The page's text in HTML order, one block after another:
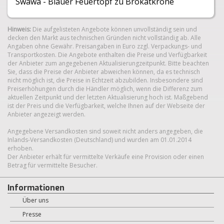
Hinweis: Die aufgelisteten Angebote können unvollständig sein und
decken den Markt aus technischen Gründen nicht vollständig ab. Alle
Angaben ohne Gewähr. Preisangaben in Euro zzgl. Verpackungs- und
Transportkosten. Die Angebote enthalten die Preise und Verfügbarkeit
der Anbieter zum angegebenen Aktualisierungzeitpunkt. Bitte beachten
Sie, dass die Preise der Anbieter abweichen können, da es technisch
nicht möglich ist, die Preise in Echtzeit abzubilden. Insbesondere sind
Preiserhöhungen durch die Händler möglich, wenn die Differenz zum
aktuellen Zeitpunkt und der letzten Aktualisierung hoch ist. Maßgebend
ist der Preis und die Verfügbarkeit, welche Ihnen auf der Webseite der
Anbieter angezeigt werden.
Angegebene Versandkosten sind soweit nicht anders angegeben, die
Inlands-Versandkosten (Deutschland) und wurden am 01.01.2014
erhoben.
Der Anbieter erhält für vermittelte Verkäufe eine Provision oder einen
Betrag für vermittelte Besucher.
Informationen
Über uns
Presse